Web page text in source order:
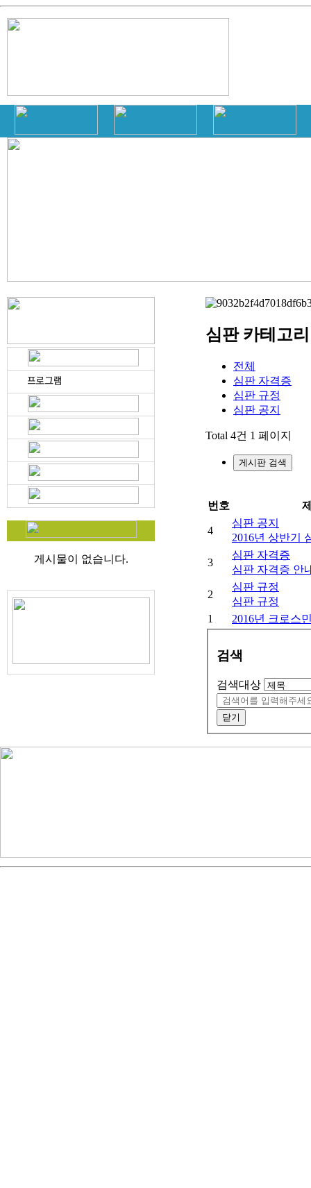
게시물이 없습니다.
심판 카테고리
전체
심판 자격증
심판 규정
심판 공지
Total 4건 1 페이지
게시판 검색
번호
4
심판 공지
2016년 상반기
3
심판 자격증
심판 자격증 안
2
심판 규정
심판 규정
1
2016년 크로스
검색
검색대상
닫기